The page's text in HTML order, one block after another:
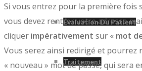
Évaluation Du Patient
Traitement
Si vous entrez pour la première fois
vous devez rentrer votre adresse
cliquer impérativement sur « mot
Vous serez ainsi redirigé et pourrez
« nouveau » mot de passe, qui sera